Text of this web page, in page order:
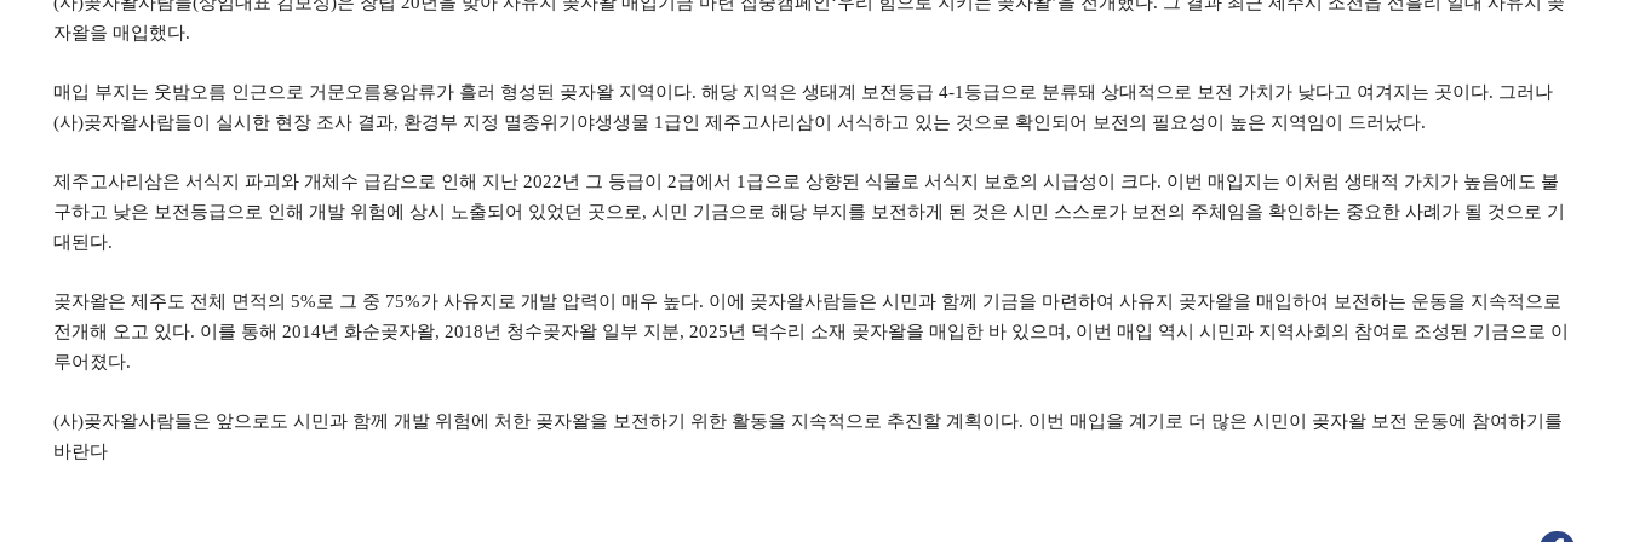
자왈을 매입했다.
매입 부지는 웃밤오름 인근으로 거문오름용암류가 흘러 형성된 곶자왈 지역이다. 해당 지역은 생태계 보전등급 4-1 등급으로 분류돼 상대적으로 보전 가치가 낮다고 여겨지는 곳이다. 그러나
(사)곶자왈사람들이 실시한 현장 조사 결과, 환경부 지정 멸종위기야생생물 1 급인 제주고사리삼이 서식하고 있는 것으로 확인되어 보전의 필요성이 높은 지역임이 드러났다.
제주고사리삼은 서식지 파괴와 개체수 급감으로 인해 지난 2022년 그 등급이 2급에서 1 급으로 상향된 식물로 서식지 보호의 시급성이 크다. 이번 매입지는 이처럼 생태적 가치가 높음에도 불
구하고 낮은 보전등급으로 인해 개발 위험에 상시 노출되어 있었던 곳으로, 시민 기금으로 해당 부지를 보전하게 된 것은 시민 스스로가 보전의 주체임을 확인하는 중요한 사례가 될 것으로 기
대된다.
곶자왈은 제주도 전체 면적의 5%로 그 중 75%가 사유지로 개발 압력이 매우 높다. 이에 곶자왈사람들은 시민과 함께 기금을 마련하여 사유지 곶자왈을 매입하여 보전하는 운동을 지속적으로
전개해 오고 있다. 이를 통해 2014년 화순곶자왈, 2018년 청수곶자왈 일부 지분, 2025년 덕수리 소재 곶자왈을 매입한 바 있으며 , 이번 매입 역시 시민과 지역사회의 참여로 조성된 기금으로 이
루어졌다.
(사)곶자왈사람들은 앞으로도 시민과 함께 개발 위험에 처한 곶자왈을 보전하기 위한 활동을 지속적으로 추진할 계획이다. 이번 매입을 계기로 더 많은 시민이 곶자왈 보전 운동에 참여하기를
바란다